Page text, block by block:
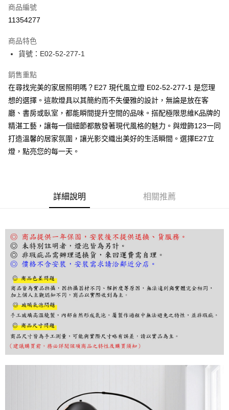
LINE Pay
街口支付
悠遊付
Google Pay
全盈+PAY
AFTEE先享後付
相關說明
【關於「AFTEE先享後付」】
３．安心：先確認商品／服務後，再付款。
結帳頁面，進行簡訊認證並確認金額後，即可完成結帳。
２．訂單成立數日內，您將收到繳費通知簡訊。
３．收到繳費通知簡訊後14天內，點擊此簡訊中的連結，可透過四大超商／
ATM／網路銀行／等多元方式進行付款，方視為交易完成。
購買商品的店家。未經商家同意取消之訂單仍視為有效，需透過AFTEE先享
後付繳納相關費用。
※ 交易是否成功請以「AFTEE先享後付 」之結帳頁面顯示為準，若有關於
是否繳費成功／繳費後需取消欲退款等相關疑問，請聯繫「AFTEE先享後付
客戶支援中心」 https://netprotections.freshdesk.com/support/home
【注意事項】
１．透過由恩沛科技股份有限公司提供之「AFTEE先享後付」服務完成之交
易，需依本服務之必要範圍內提供個人資料，並將交易相關給付款項請求債
３．未成年的使用者請事先徵得法定代理人或監護人之同意方可使用
「AFTEE先享後付」，若未經同意申辦者引起之損失，本公司不負相關責
商品編號
11354277
商品特色
貨號：E02-52-277-1
銷售重點
在尋找完美的家居照明嗎？E27 現代風立燈 E02-52-277-1 是您理
想的選擇。這款燈具以其簡約而不失優雅的設計，無論是放在客
廳、書房或臥室，都能瞬間提升空間的品味。搭配極限思維K品牌的
精湛工藝，讓每一個細節都散發著現代風格的魅力。與燈飾123一同
打造溫馨的居家氛圍，讓光影交織出美好的生活瞬間。選擇E27立
燈，點亮您的每一天。
詳細說明 相關推薦